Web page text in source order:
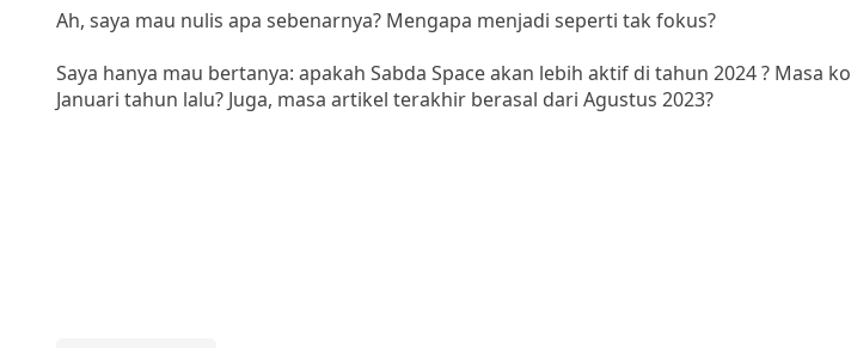
Ah, saya mau nulis apa sebenarnya? Mengapa menjadi seperti tak fokus?
Saya hanya mau bertanya: apakah Sabda Space akan lebih aktif di tahun 2024 ? Masa
Januari tahun lalu? Juga, masa artikel terakhir berasal dari Agustus 2023?